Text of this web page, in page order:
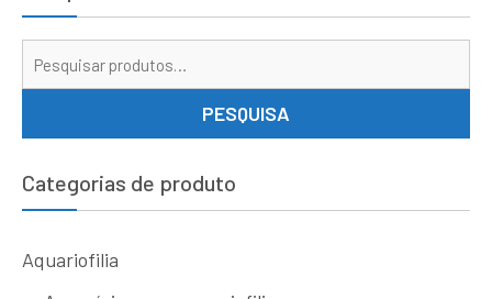
PESQUISA
Categorias de produto
Aquariofilia